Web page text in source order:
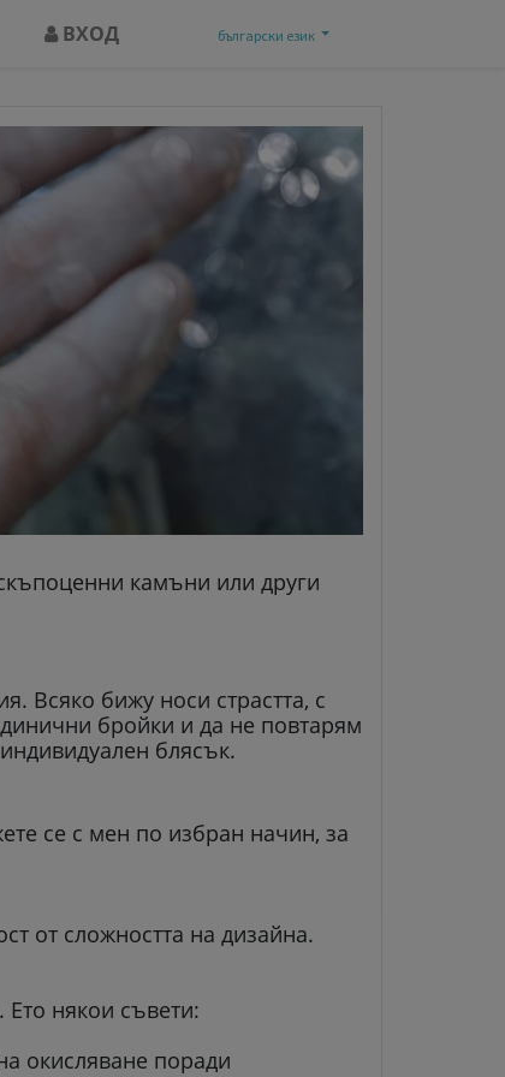
ВХОД български език
камъни или други
Всяко бижу носи страстта, с
бройки и да не повтарям
блясък.
се с мен по избран начин, за
от сложността на дизайна.
Ето някои съвети:
окисляване поради